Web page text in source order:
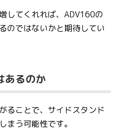
してくれれば、ADV160の
のではないかと期待してい
あるのか
ることで、サイドスタンド
まう可能性です。